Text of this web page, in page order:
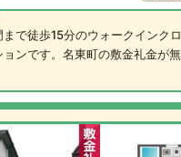
で徒歩15分のウォークインク
ョンです。名東町の敷金礼金が